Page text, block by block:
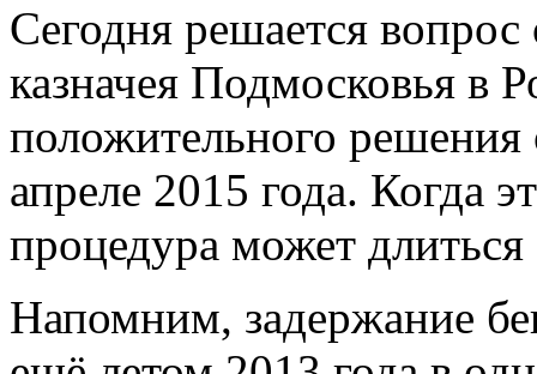
Сегодня решается
казначея Подмосковья в
положительного
апреле 2015 года. Когда
процедура может
Напомним, задержание